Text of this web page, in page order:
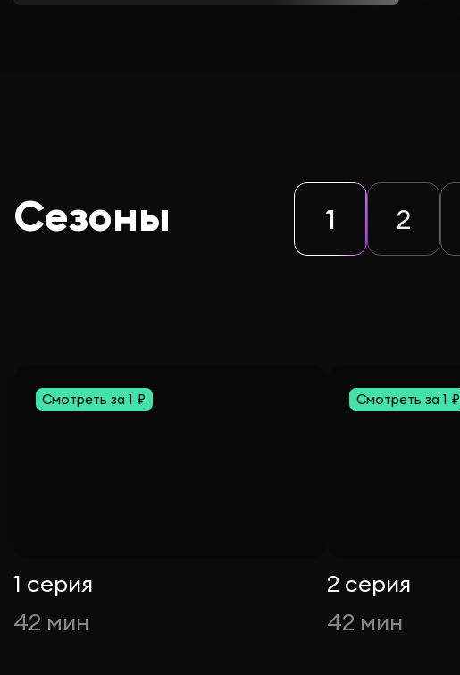
Сезоны 1 2
Смотреть за 1 ₽
1 серия
42 мин
Смотреть за 1 ₽
2 серия
42 мин